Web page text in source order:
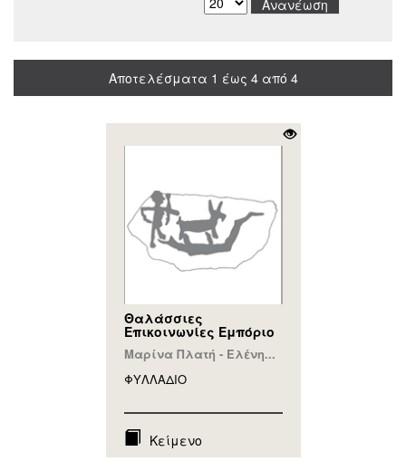
Αποτελέσματα 1 έως 4 από 4
Θαλάσσιες
Επικοινωνίες Εμπόριο
Μαρίνα Πλατή - Ελένη...
ΦΥΛΛAΔΙΟ
Κείμενο